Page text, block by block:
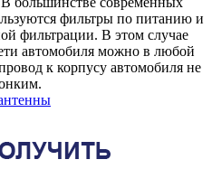
фильтры по питанию и
фильтрации. В этом случае
автомобиля можно в любой
к корпусу автомобиля не